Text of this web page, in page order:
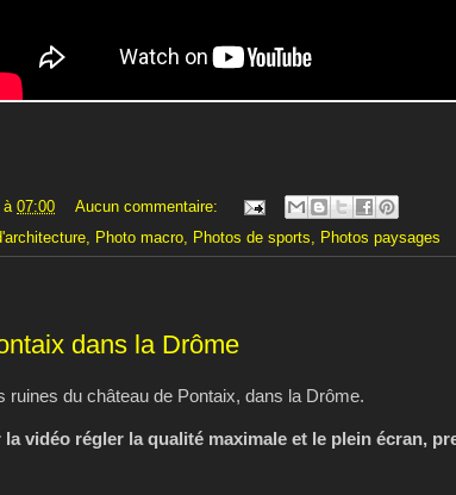
à 07:00
Aucun commentaire:
, Photo macro, Photos de sports, Photos paysages
dans la Drôme
ruines du château de Pontaix, dans la Drôme.
vidéo régler la qualité maximale et le plein écran,